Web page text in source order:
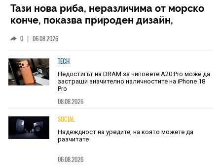
Тази нова риба, неразличима от морско
конче, показва природен дизайн,
0 | 06.08.2026
TECH
Недостигът на DRAM за чиповете A20 Pro може да
застраши значително наличностите на iPhone 18
Pro
08.08.2026
SOCIAL
Надеждност на уредите, на която можете да
разчитате
06.08.2026